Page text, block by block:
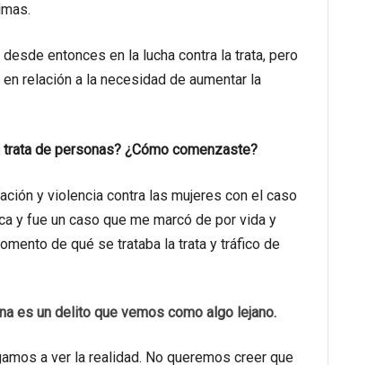
entonces en la lucha contra la trata, pero
relación a la necesidad de aumentar la
de personas? ¿Cómo comenzaste?
y violencia contra las mujeres con el caso
y fue un caso que me marcó de por vida y
de qué se trataba la trata y tráfico de
es un delito que vemos como algo lejano.
a ver la realidad. No queremos creer que